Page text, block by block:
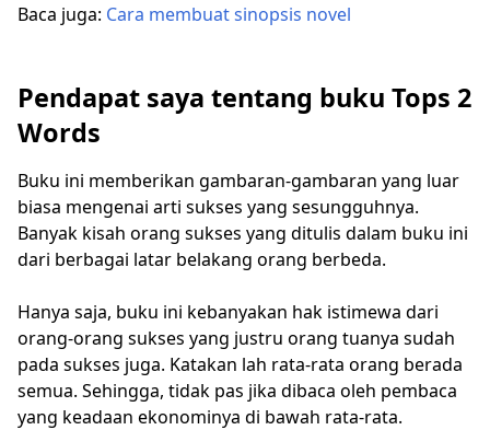
Baca juga: Cara membuat sinopsis novel
Pendapat saya tentang buku Tops 2
Words
Buku ini memberikan gambaran-gambaran yang luar
biasa mengenai arti sukses yang sesungguhnya.
Banyak kisah orang sukses yang ditulis dalam buku ini
dari berbagai latar belakang orang berbeda.
Hanya saja, buku ini kebanyakan hak istimewa dari
orang-orang sukses yang justru orang tuanya sudah
pada sukses juga. Katakan lah rata-rata orang berada
semua. Sehingga, tidak pas jika dibaca oleh pembaca
yang keadaan ekonominya di bawah rata-rata.